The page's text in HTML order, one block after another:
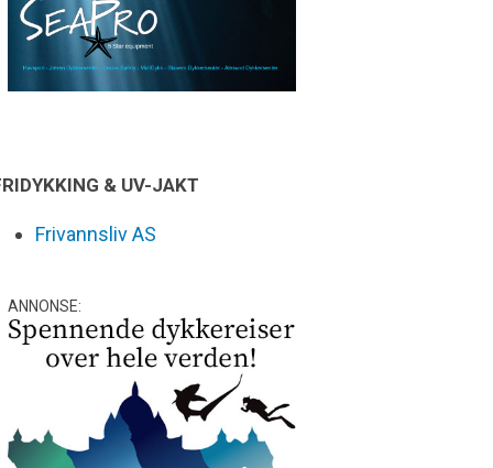
& UV-JAKT
Frivannsliv AS
ANNONSE: